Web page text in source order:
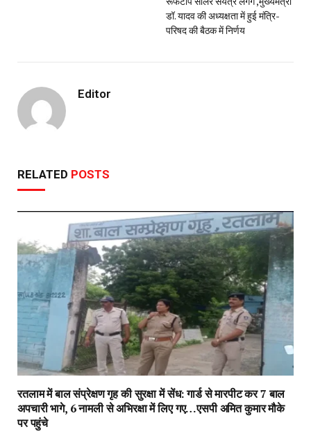
डॉ. यादव की अध्यक्षता में हुई मंत्रि-
परिषद की बैठक में निर्णय
Editor
RELATED POSTS
रतलाम में बाल संप्रेक्षण गृह की सुरक्षा में सेंध: गार्ड से मारपीट कर 7 बाल
अपचारी भागे, 6 नामली से अभिरक्षा में लिए गए…एसपी अमित कुमार मौके
पर पहुंचे